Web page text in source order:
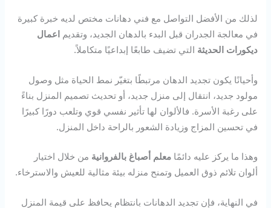
لذلك من الأفضل التواصل مع فني دهانات مختص لديه خبرة كبيرة
في معالجة الجدران قبل البدء بالدهان الجديد، وتقديم
اعمال
ديكورات الحديثة التي تضيف طابعًا إبداعيًا متكاملاً.
وأحيانًا يكون تجديد الدهان مرتبطًا بتغيّر نمط الحياة مثل وصول
مولود جديد، انتقال إلى منزل جديد، أو تحديث تصميم المنزل بناءً
على رغبة الأسرة. فالألوان لها تأثير نفسي قوي وتلعب دورًا كبيرًا
في تحسين المزاج وزيادة الشعور بالراحة داخل المنزل.
وهذا ما يركز عليه دائمًامعلم أصباغ بالفروانية من خلال اختيار
ألوان تلائم ذوق العميل وتمنح منزله بيئة مثالية للعيش والاسترخاء.
في النهاية، فإن تجديد الدهانات بانتظام يحافظ على قيمة المنزل